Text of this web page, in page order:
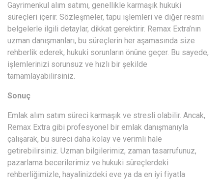
Gayrimenkul alım satımı, genellikle karmaşık hukuki
süreçleri içerir. Sözleşmeler, tapu işlemleri ve diğer resmi
belgelerle ilgili detaylar, dikkat gerektirir. Remax Extra’nın
uzman danışmanları, bu süreçlerin her aşamasında size
rehberlik ederek, hukuki sorunların önüne geçer. Bu sayede,
işlemlerinizi sorunsuz ve hızlı bir şekilde
tamamlayabilirsiniz.
Sonuç
Emlak alım satım süreci karmaşık ve stresli olabilir. Ancak,
Remax Extra gibi profesyonel bir emlak danışmanıyla
çalışarak, bu süreci daha kolay ve verimli hale
getirebilirsiniz. Uzman bilgilerimiz, zaman tasarrufunuz,
pazarlama becerilerimiz ve hukuki süreçlerdeki
rehberliğimizle, hayalinizdeki eve ya da en iyi fiyatla